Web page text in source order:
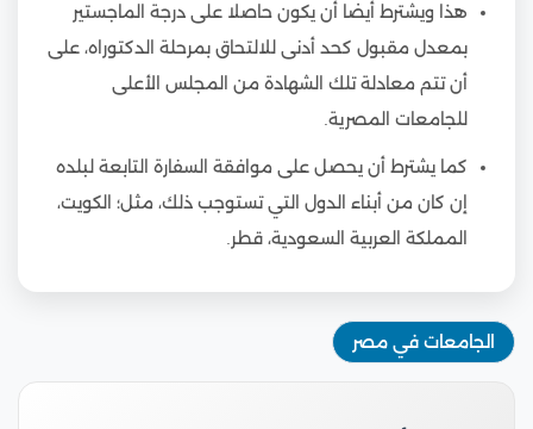
هذا ويشترط أيضا أن يكون حاصلا على درجة الماجستير
بمعدل مقبول كحد أدنى للالتحاق بمرحلة الدكتوراه، على
أن تتم معادلة تلك الشهادة من المجلس الأعلى
للجامعات المصرية.
كما يشترط أن يحصل على موافقة السفارة التابعة لبلده
إن كان من أبناء الدول التي تستوجب ذلك، مثل؛ الكويت،
المملكة العربية السعودية، قطر.
الجامعات في مصر